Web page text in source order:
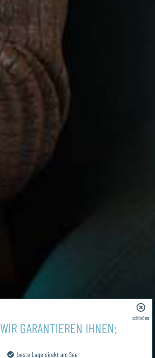
schließen
WIR GARANTIEREN IHNEN:
beste Lage direkt am See